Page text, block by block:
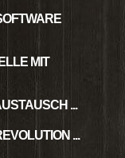
MIT
...
...